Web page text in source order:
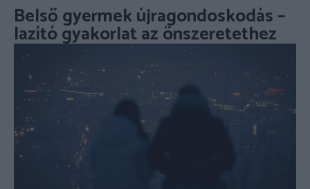
Belső gyermek újragondoskodás –
lazító gyakorlat az önszeretethez